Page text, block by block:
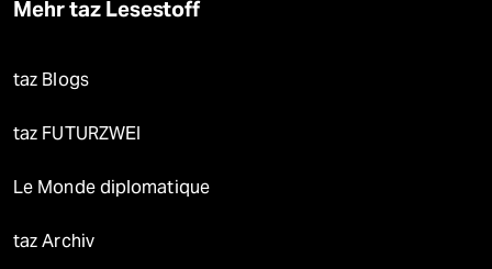
Mehr taz Lesestoff
taz Blogs
taz FUTURZWEI
Le Monde diplomatique
taz Archiv